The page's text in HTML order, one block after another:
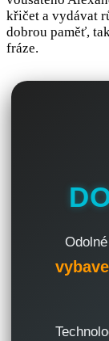
křičet a vydávat
dobrou paměť,
fráze.
Odolné